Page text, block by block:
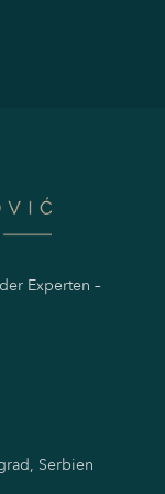
Experten –
Serbien